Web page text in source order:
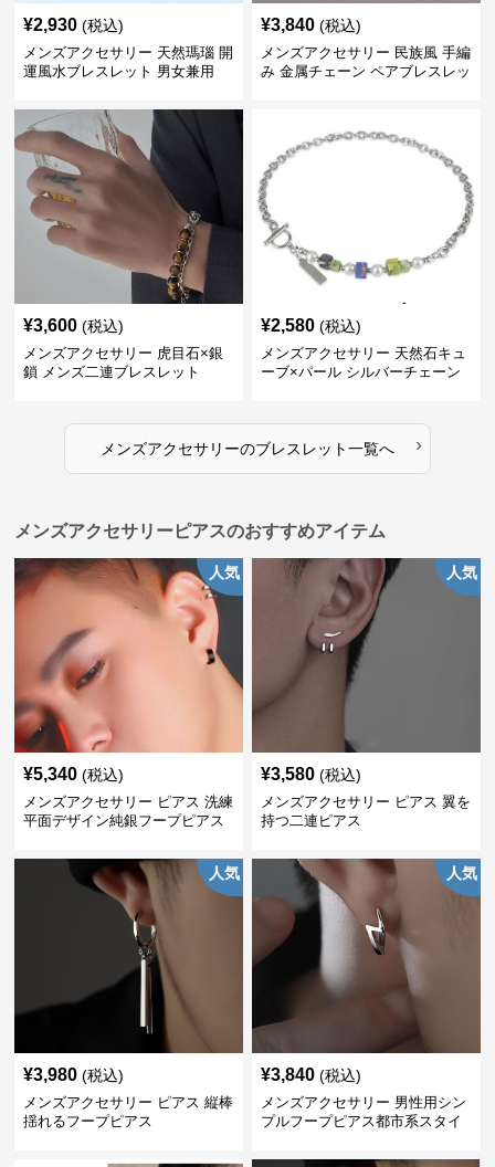
¥2,930 (税込)
メンズアクセサリー 天然瑪瑙 開
運風水ブレスレット 男女兼用
¥3,840 (税込)
メンズアクセサリー 民族風 手編
み 金属チェーン ペアブレスレッ
¥3,600 (税込)
メンズアクセサリー 虎目石×銀
鎖 メンズ二連ブレスレット
¥2,580 (税込)
メンズアクセサリー 天然石キュ
ーブ×パール シルバーチェーン
メンズアクセサリーのブレスレット一覧へ ›
メンズアクセサリーピアスのおすすめアイテム
人気
¥5,340 (税込)
メンズアクセサリー ピアス 洗練
平面デザイン純銀フープピアス
人気
¥3,580 (税込)
メンズアクセサリー ピアス 翼を
持つ二連ピアス
人気
¥3,980 (税込)
メンズアクセサリー ピアス 縦棒
揺れるフープピアス
人気
¥3,840 (税込)
メンズアクセサリー 男性用シン
プルフープピアス都市系スタイ